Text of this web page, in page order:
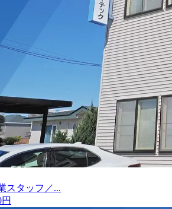
スタッフ／...